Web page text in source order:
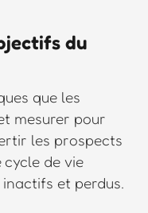
du
que les
mesurer pour
les prospects
de vie
et perdus.